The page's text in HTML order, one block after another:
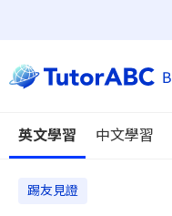
英文學習 中文學習
踢友見證